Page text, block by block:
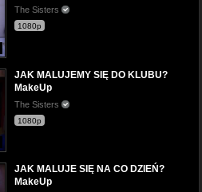
The Sisters
1080p
JAK MALUJEMY SIĘ DO KLUBU?
MakeUp
The Sisters
1080p
JAK MALUJE SIĘ NA CO DZIEŃ?
MakeUp